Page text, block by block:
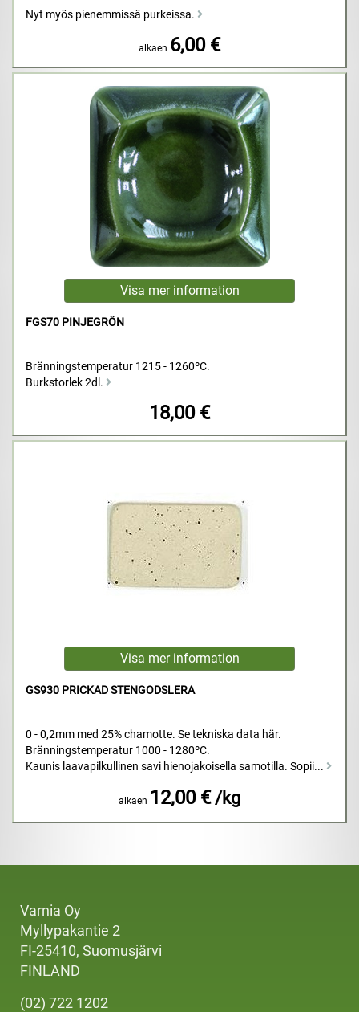
Nyt myös pienemmissä purkeissa.
alkaen 6,00 €
FGS70 PINJEGRÖN
Bränningstemperatur 1215 - 1260ºC.
Burkstorlek 2dl.
18,00 €
GS930 PRICKAD STENGODSLERA
0 - 0,2mm med 25% chamotte. Se tekniska data här.
Bränningstemperatur 1000 - 1280ºC.
Kaunis laavapilkullinen savi hienojakoisella samotilla. Sopii...
alkaen 12,00 € /kg
Varnia Oy
Myllypakantie 2
FI-25410, Suomusjärvi
FINLAND
(02) 722 1202